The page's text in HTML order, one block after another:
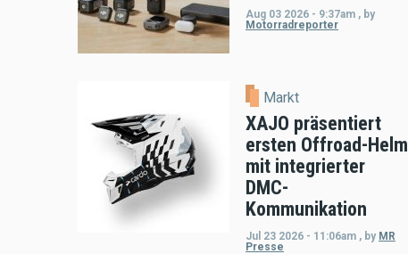
Aug 03 2026 - 9:37am , by
Motorradreporter
Markt
XAJO präsentiert
ersten Offroad-Helm
mit integrierter
DMC-
Kommunikation
Jul 23 2026 - 11:06am , by MR
Presse